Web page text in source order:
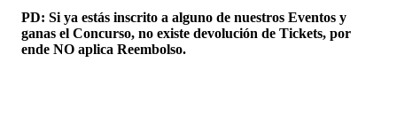
PD: Si ya estás inscrito a alguno de nuestros Eventos y
ganas el Concurso, no existe devolución de Tickets, por
ende NO aplica Reembolso.